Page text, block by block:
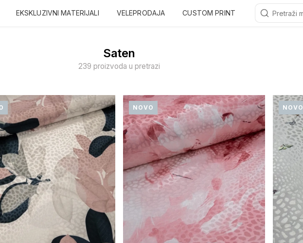
EKSKLUZIVNI MATERIJALI VELEPRODAJA CUSTOM PRINT
Saten
239 proizvoda u pretrazi
NOVO NOVO